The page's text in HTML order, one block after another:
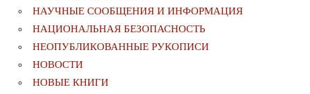
НАУЧНЫЕ СООБЩЕНИЯ И ИНФОРМАЦИЯ
НАЦИОНАЛЬНАЯ БЕЗОПАСНОСТЬ
НЕОПУБЛИКОВАННЫЕ РУКОПИСИ
НОВОСТИ
НОВЫЕ КНИГИ